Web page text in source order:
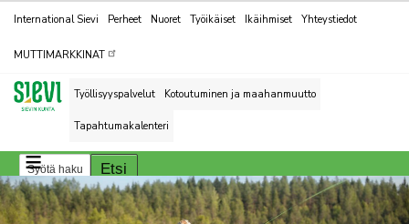
Kohderyhmät
International Sievi Perheet Nuoret Työikäiset Ikäihmiset Yhteystiedot
MUTTIMARKKINAT
Työllisyyspalvelut Kotoutuminen ja maahanmuutto
Tapahtumakalenteri